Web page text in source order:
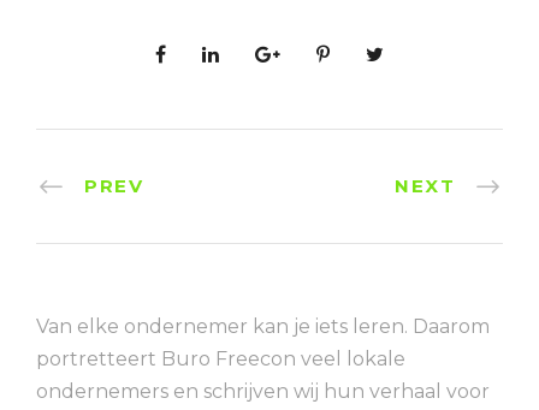
PREV NEXT
Van elke ondernemer kan je iets leren. Daarom
portretteert Buro Freecon veel lokale
ondernemers en schrijven wij hun verhaal voor